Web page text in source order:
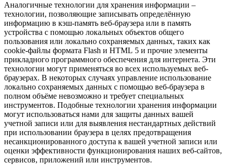
Аналогичные технологии для хранения информации –
технологии, позволяющие записывать определённую
информацию в кэш-память веб-браузера или в память
устройства с помощью локальных объектов общего
пользования или локально сохраняемых данных, таких как
cookie-файлы формата Flash и HTML 5 и прочие элементы
прикладного программного обеспечения для интернета. Эти
технологии могут применяться во всех используемых веб-
браузерах. В некоторых случаях управление использование
локально сохраняемых данных с помощью веб-браузера в
полном объёме невозможно и требует специальных
инструментов. Подобные технологии хранения информации
могут использоваться нами для защиты данных вашей
учетной записи или для выявления нестандартных действий
при использовании браузера в целях предотвращения
несанкционированного доступа к вашей учетной записи или
оценки эффективности функционирования наших веб-сайтов,
сервисов, приложений или инструментов.